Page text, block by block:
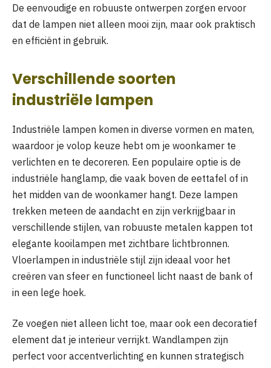
De eenvoudige en robuuste ontwerpen zorgen ervoor
dat de lampen niet alleen mooi zijn, maar ook praktisch
en efficiënt in gebruik.
Verschillende soorten
industriële lampen
Industriële lampen komen in diverse vormen en maten,
waardoor je volop keuze hebt om je woonkamer te
verlichten en te decoreren. Een populaire optie is de
industriële hanglamp, die vaak boven de eettafel of in
het midden van de woonkamer hangt. Deze lampen
trekken meteen de aandacht en zijn verkrijgbaar in
verschillende stijlen, van robuuste metalen kappen tot
elegante kooilampen met zichtbare lichtbronnen.
Vloerlampen in industriële stijl zijn ideaal voor het
creëren van sfeer en functioneel licht naast de bank of
in een lege hoek.
Ze voegen niet alleen licht toe, maar ook een decoratief
element dat je interieur verrijkt. Wandlampen zijn
perfect voor accentverlichting en kunnen strategisch